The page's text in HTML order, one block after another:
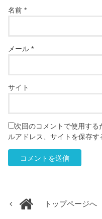
名前*
メール*
サイト
次回のコメントで使用す
ルアドレス、サイトを保存す
トップページへ